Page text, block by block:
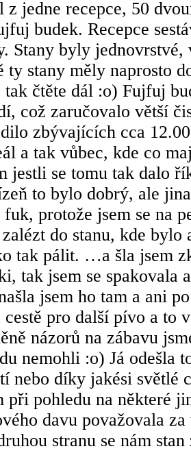
z jedne recepce, 50
budek. Recepce
Stany byly
ty stany měly naprosto
čtěte dál :o) Fujfuj
což zaručovalo větší
zbývajících cca
a tak vůbec, kde co
jestli se tomu tak dalo
to bylo dobrý, ale
protože jsem se na
do stanu, kde
tak pálit. …a šla jsem
tak jsem se
jsem ho tam a ani
pro další pívo a to
názorů na zábavu
nemohli :o) Já odešla
nebo díky jakési světlé
při pohledu na některé
davu považovala
stranu se nám